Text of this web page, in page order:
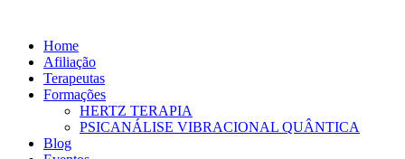
conteúdo
Home
Afiliação
Terapeutas
Formações
HERTZ TERAPIA
PSICANÁLISE VIBRACIONAL QUÂNTICA
Blog